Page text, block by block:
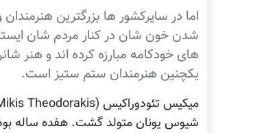
اما در سایرکشور ها بزرگترین
شدن خون شان در کنار مردم شان
های خودکامه مبارزه کرده اند و هنر
یکچنین هنرمندان ستم ستیز است.
شيوس يونان متولد گشت. هفده ساله